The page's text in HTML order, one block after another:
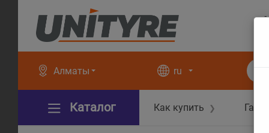
Алматы ru
Каталог Как купить ❯